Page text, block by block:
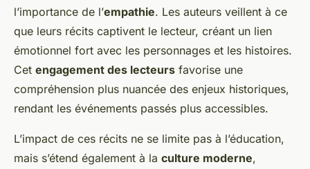
l’importance de l’empathie. Les auteurs veillent à ce
que leurs récits captivent le lecteur, créant un lien
émotionnel fort avec les personnages et les histoires.
Cet engagement des lecteurs favorise une
compréhension plus nuancée des enjeux historiques,
rendant les événements passés plus accessibles.
L’impact de ces récits ne se limite pas à l’éducation,
mais s’étend également à la culture moderne,